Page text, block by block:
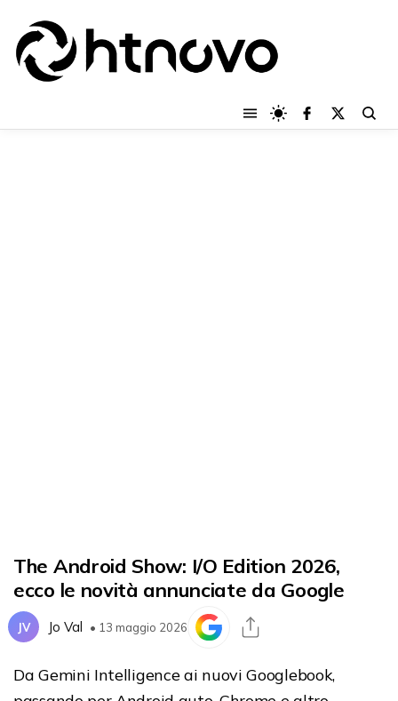
The Android Show: I/O Edition 2026,
ecco le novità annunciate da Google
JV Jo Val • 13 maggio 2026
Da Gemini Intelligence ai nuovi Googlebook,